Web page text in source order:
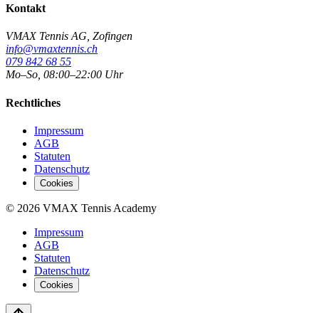
Kontakt
VMAX Tennis AG, Zofingen
info@vmaxtennis.ch
079 842 68 55
Mo–So, 08:00–22:00 Uhr
Rechtliches
Impressum
AGB
Statuten
Datenschutz
Cookies
© 2026 VMAX Tennis Academy
Impressum
AGB
Statuten
Datenschutz
Cookies